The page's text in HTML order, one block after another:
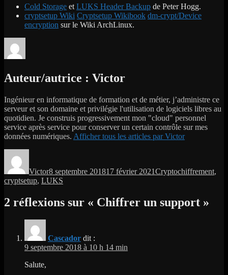
Cold Storage et LUKS Header Backup de Peter Hogg.
cryptsetup Wiki Cryptsetup Wikibook dm-crypt/Device
encryption sur le Wiki ArchLinux.
Auteur/autrice : Victor
Ingénieur en informatique de formation et de métier, j’administre ce
serveur et son domaine et privilégie l'utilisation de logiciels libres au
quotidien. Je construis progressivement mon "cloud" personnel
service après service pour conserver un certain contrôle sur mes
données numériques. Afficher tous les articles par Victor
Victor8 septembre 201817 février 2021Cryptochiffrement,
cryptsetup, LUKS
2 réflexions sur « Chiffrer un support »
Cascador dit :
9 septembre 2018 à 10 h 14 min
Salute,